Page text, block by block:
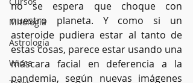
Mitología
Astrología
Wicca
no se espera que choque con
nuestro planeta. Y como si un
asteroide pudiera estar al tanto de
estas cosas, parece estar usando una
máscara facial en deferencia a la
pandemia, según nuevas imágenes